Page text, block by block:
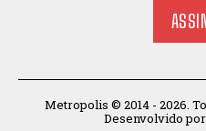
Metropolis © 2014 - 2026.
Desenvolvido por